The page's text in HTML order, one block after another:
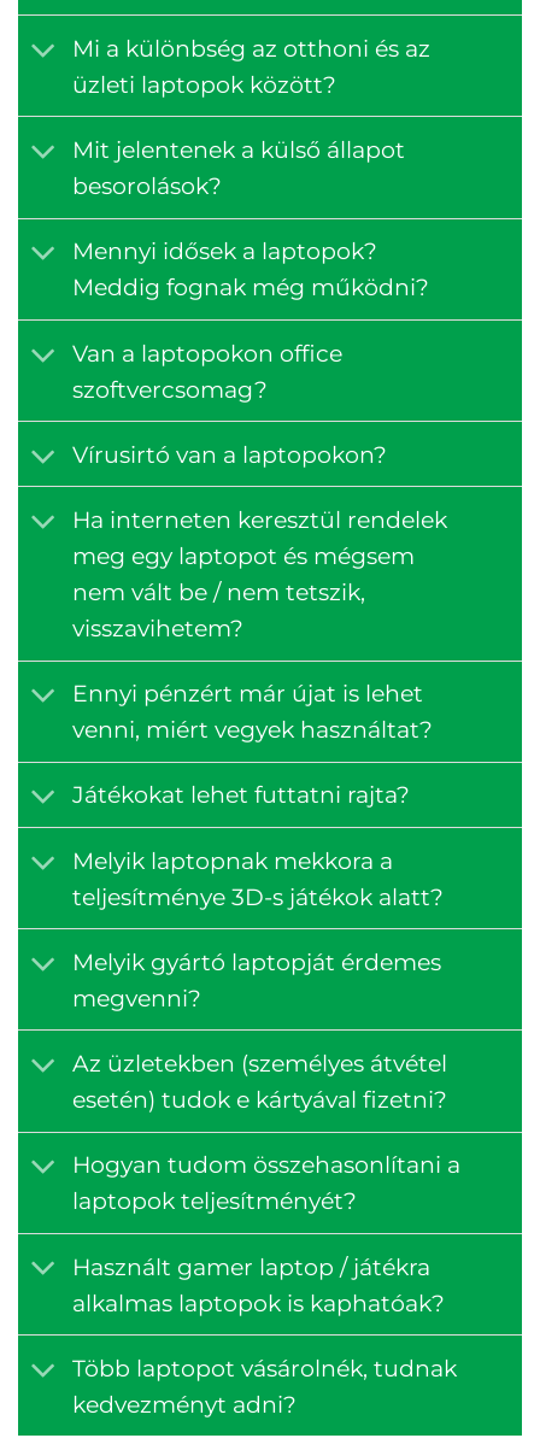
Mi a különbség az otthoni és az
üzleti laptopok között?
Mit jelentenek a külső állapot
besorolások?
Mennyi idősek a laptopok?
Meddig fognak még működni?
Van a laptopokon office
szoftvercsomag?
Vírusirtó van a laptopokon?
Ha interneten keresztül rendelek
meg egy laptopot és mégsem
nem vált be / nem tetszik,
visszavihetem?
Ennyi pénzért már újat is lehet
venni, miért vegyek használtat?
Játékokat lehet futtatni rajta?
Melyik laptopnak mekkora a
teljesítménye 3D-s játékok alatt?
Melyik gyártó laptopját érdemes
megvenni?
Az üzletekben (személyes átvétel
esetén) tudok e kártyával fizetni?
Hogyan tudom összehasonlítani a
laptopok teljesítményét?
Használt gamer laptop / játékra
alkalmas laptopok is kaphatóak?
Több laptopot vásárolnék, tudnak
kedvezményt adni?